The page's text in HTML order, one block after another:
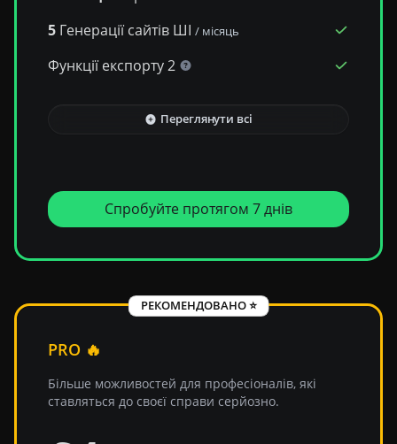
5 Генерації сайтів ШІ/ місяць
Функції експорту 2
Переглянути всі
Спробуйте протягом 7 днів
РЕКОМЕНДОВАНО ⭐
PRO 🔥
Більше можливостей для професіоналів, які
ставляться до своєї справи серйозно.